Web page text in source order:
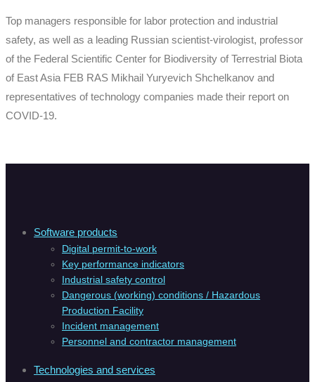
Top managers responsible for labor protection and industrial
safety, as well as a leading Russian scientist-virologist, professor
of the Federal Scientific Center for Biodiversity of Terrestrial Biota
of East Asia FEB RAS Mikhail Yuryevich Shchelkanov and
representatives of technology companies made their report on
COVID-19.
Software products
Digital permit-to-work
Key performance indicators
Industrial safety control
Dangerous (working) conditions / Hazardous
Production Facility
Incident management
Personnel and contractor management
Technologies and services